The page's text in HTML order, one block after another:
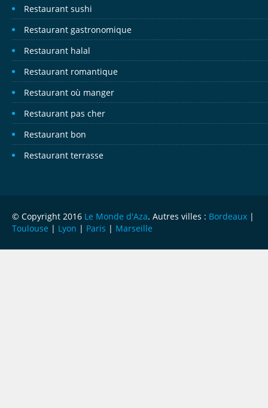
Restaurant sushi
Restaurant gastronomique
Restaurant halal
Restaurant romantique
Restaurant où manger
Restaurant pas cher
Restaurant bon
Restaurant terrasse
© Copyright 2016 Le Monde d'Aza. Autres villes : Bordeaux |
Toulouse | Lyon | Paris | Marseille